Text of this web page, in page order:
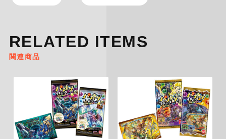
RELATED ITEMS
関連商品